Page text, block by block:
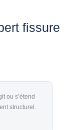
fissure
ou s’étend
structurel.